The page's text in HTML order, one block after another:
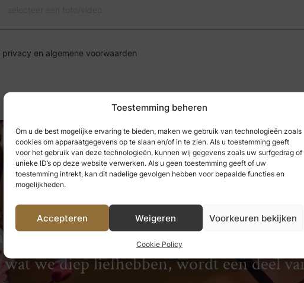
Toestemming beheren
Om u de best mogelijke ervaring te bieden, maken we gebruik van technologieën zoals
cookies om apparaatgegevens op te slaan en/of in te zien. Als u toestemming geeft
voor het gebruik van deze technologieën, kunnen wij gegevens zoals uw surfgedrag of
unieke ID’s op deze website verwerken. Als u geen toestemming geeft of uw
toestemming intrekt, kan dit nadelige gevolgen hebben voor bepaalde functies en
mogelijkheden.
Accepteren Weigeren Voorkeuren bekijken
Cookie Policy
Ik ga akkoord met de privacy en algemene voorwaarden
we hebben genoten, kunnen we nooit
we diep liefhebben, wordt een deel